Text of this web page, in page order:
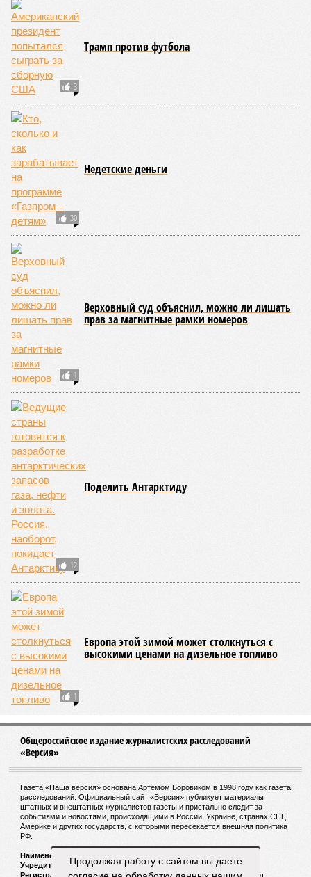
КОММЕНТАРИИ
10:08
Спецслужбы продолжают использовать номерные
09:50
граждан
09:48
Россия нарастит количество авиарейсов с КНР
09:47
Пентагон дал оборонщикам 21 день на план по
ускорению производства ракет
ЕЩЕ НОВОСТИ
Новости smi2.ru
ЕЩЕ ИЗ РАЗДЕЛА «ОБЩЕСТВО»
Суд постановил освободить Евгению
Васильеву
гаджеты
Бразильское выпрямление волос может быть
опасно для здоровья
СЛУЧАЙНЫЕ СТАТЬИ
Продолжая работу с сайтом вы даете